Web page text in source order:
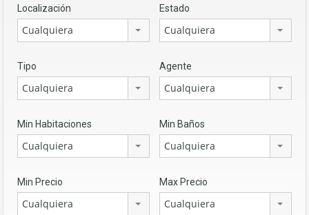
Localización
Cualquiera
Estado
Cualquiera
Tipo
Cualquiera
Agente
Cualquiera
Min Habitaciones
Cualquiera
Min Baños
Cualquiera
Min Precio
Cualquiera
Max Precio
Cualquiera